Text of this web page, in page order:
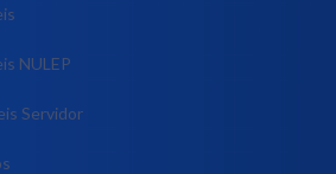
NULEP
Servidor